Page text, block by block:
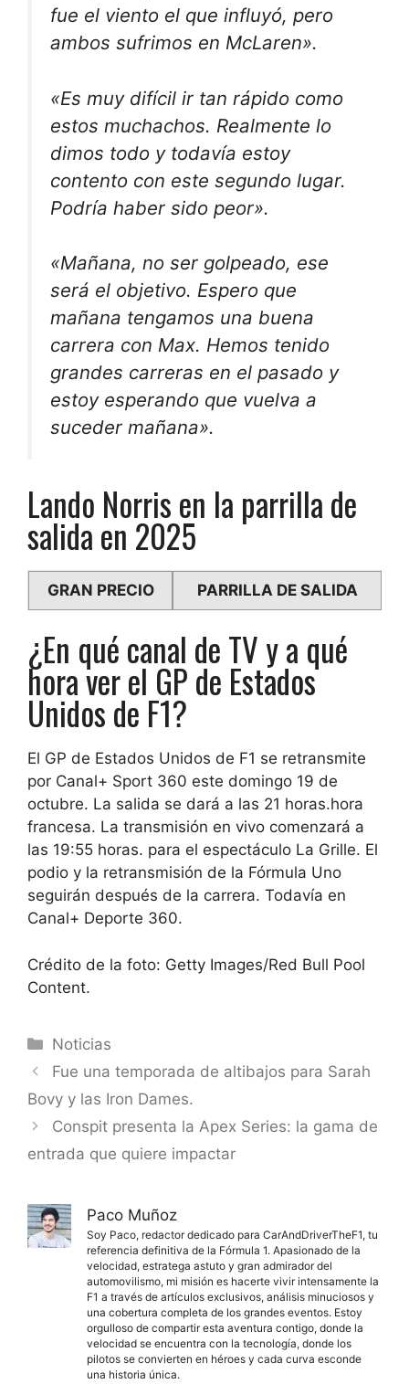
fue el viento el que influyó, pero
ambos sufrimos en McLaren».
«Es muy difícil ir tan rápido como
estos muchachos. Realmente lo
dimos todo y todavía estoy
contento con este segundo lugar.
Podría haber sido peor».
«Mañana, no ser golpeado, ese
será el objetivo. Espero que
mañana tengamos una buena
carrera con Max. Hemos tenido
grandes carreras en el pasado y
estoy esperando que vuelva a
suceder mañana».
Lando Norris en la parrilla de
salida en 2025
GRAN PRECIO PARRILLA DE SALIDA
¿En qué canal de TV y a qué
hora ver el GP de Estados
Unidos de F1?
El GP de Estados Unidos de F1 se retransmite
por Canal+ Sport 360 este domingo 19 de
octubre. La salida se dará a las 21 horas.hora
francesa. La transmisión en vivo comenzará a
las 19:55 horas. para el espectáculo La Grille. El
podio y la retransmisión de la Fórmula Uno
seguirán después de la carrera. Todavía en
Canal+ Deporte 360.
Crédito de la foto: Getty Images/Red Bull Pool
Content.
Categorías
Noticias
Fue una temporada de altibajos para Sarah
Bovy y las Iron Dames.
Conspit presenta la Apex Series: la gama de
entrada que quiere impactar
Paco Muñoz
Soy Paco, redactor dedicado para CarAndDriverTheF1, tu
referencia definitiva de la Fórmula 1. Apasionado de la
velocidad, estratega astuto y gran admirador del
automovilismo, mi misión es hacerte vivir intensamente la
F1 a través de artículos exclusivos, análisis minuciosos y
una cobertura completa de los grandes eventos. Estoy
orgulloso de compartir esta aventura contigo, donde la
velocidad se encuentra con la tecnología, donde los
pilotos se convierten en héroes y cada curva esconde
una historia única.